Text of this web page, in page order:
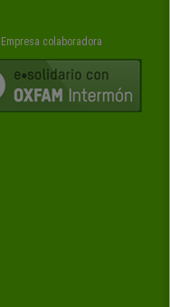
Empresa colaboradora